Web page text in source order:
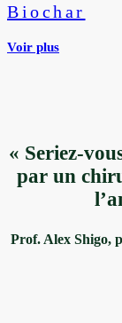
Biochar
Voir plus
« Seriez-
par un
Prof. Alex Shigo,